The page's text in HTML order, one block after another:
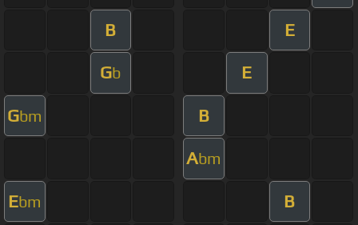
B E
Gb E
Gbm B
Abm
Ebm B